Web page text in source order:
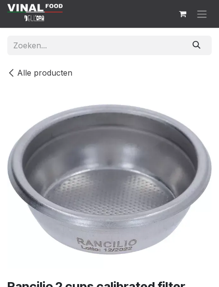
Overslaan naar inhoud
Alle producten